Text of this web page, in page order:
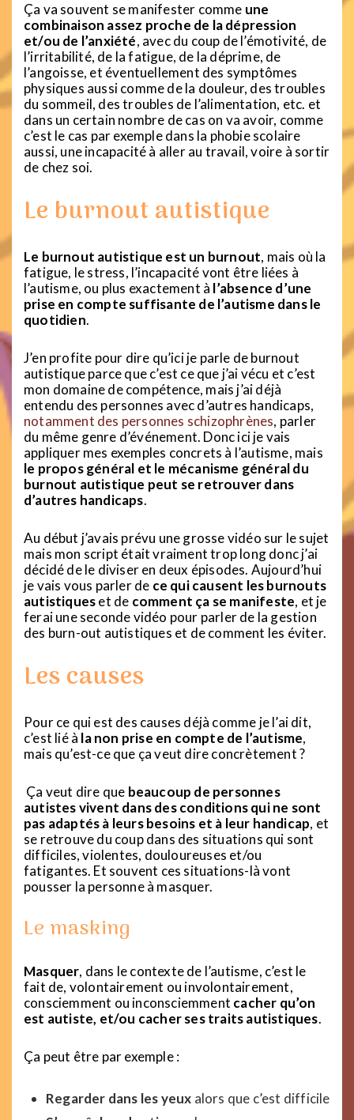
Ça va souvent se manifester comme une
combinaison assez proche de la dépression
et/ou de l’anxiété, avec du coup de l’émotivité, de
l’irritabilité, de la fatigue, de la déprime, de
l’angoisse, et éventuellement des symptômes
physiques aussi comme de la douleur, des troubles
du sommeil, des troubles de l’alimentation, etc. et
dans un certain nombre de cas on va avoir, comme
c’est le cas par exemple dans la phobie scolaire
aussi, une incapacité à aller au travail, voire à sortir
de chez soi.
Le burnout autistique
Le burnout autistique est un burnout, mais où la
fatigue, le stress, l’incapacité vont être liées à
l’autisme, ou plus exactement à l’absence d’une
prise en compte suffisante de l’autisme dans le
quotidien.
J’en profite pour dire qu’ici je parle de burnout
autistique parce que c’est ce que j’ai vécu et c’est
mon domaine de compétence, mais j’ai déjà
entendu des personnes avec d’autres handicaps,
notamment des personnes schizophrènes, parler
du même genre d’événement. Donc ici je vais
appliquer mes exemples concrets à l’autisme, mais
le propos général et le mécanisme général du
burnout autistique peut se retrouver dans
d’autres handicaps.
Au début j’avais prévu une grosse vidéo sur le sujet
mais mon script était vraiment trop long donc j’ai
décidé de le diviser en deux épisodes. Aujourd’hui
je vais vous parler de ce qui causent les burnouts
autistiqueset de comment ça se manifeste, et je
ferai une seconde vidéo pour parler de la gestion
des burn-out autistiques et de comment les éviter.
Les causes
Pour ce qui est des causes déjà comme je l’ai dit,
c’est lié à la non prise en compte de l’autisme,
mais qu’est-ce que ça veut dire concrètement ?
Ça veut dire que beaucoup de personnes
autistes vivent dans des conditions qui ne sont
pas adaptés à leurs besoins et à leur handicap, et
se retrouve du coup dans des situations qui sont
difficiles, violentes, douloureuses et/ou
fatigantes. Et souvent ces situations-là vont
pousser la personne à masquer.
Le masking
Masquer, dans le contexte de l’autisme, c’est le
fait de, volontairement ou involontairement,
consciemment ou inconsciemment cacher qu’on
est autiste, et/ou cacher ses traits autistiques.
Ça peut être par exemple :
Regarder dans les yeux alors que c’est difficile